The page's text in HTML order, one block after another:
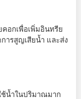
อกเพื่อเพิ่มอินทรีย
ารสูญเสียน้ำ และส่ง
น้ำในปริมาณมาก